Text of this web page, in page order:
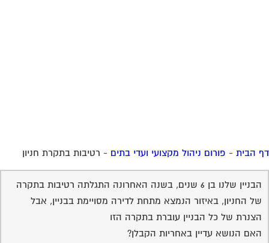
הבית-פורום ניהול מקצועי ועדי בתים-רטיבות בתקרת חניון
הבניין שלנו בן 6 שנים, בשנה האחרונה התגלתה רטיבות בתקרה
של החניון, באיזור הנמצא מתחת לדירה מסויימת בבניין, אבל
הצנרת של כל הבניין עוברת בתקרה הזו
האם הנושא עדיין באחריות הקבלן?